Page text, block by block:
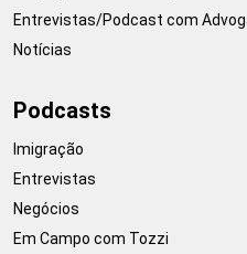
Entrevistas/Podcast com
Notícias
Podcasts
Imigração
Entrevistas
Negócios
Em Campo com Tozzi